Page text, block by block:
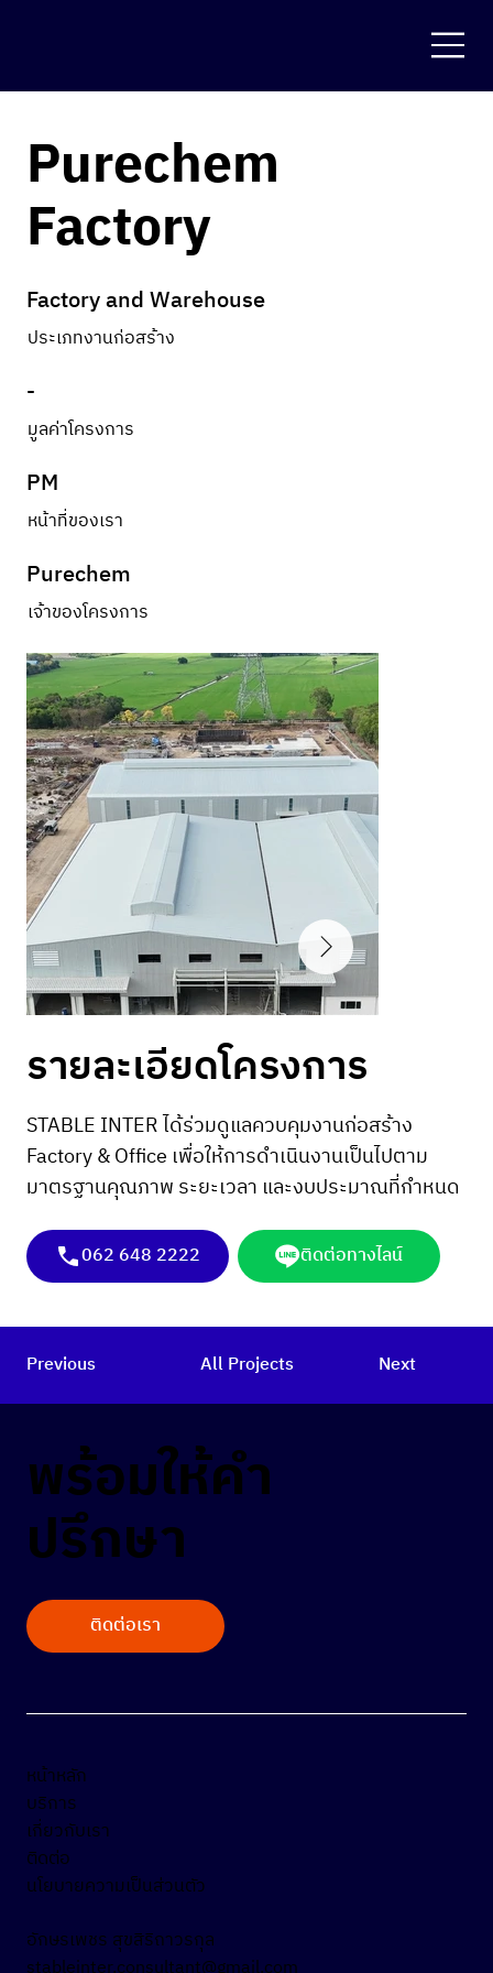
Purechem
Factory
Factory and Warehouse
ประเภทงานก่อสร้าง
PM
หน้าที่ของเรา
-
มูลค่าโครงการ
Purechem
เจ้าของโครงการ
รายละเอียดโครงการ
STABLE INTER ได้ร่วมดูแลควบคุมงานก่อสร้าง
Factory & Office เพื่อให้การดำเนินงานเป็นไปตาม
มาตรฐานคุณภาพ ระยะเวลา และงบประมาณที่กำหนด
062 648 2222 ติดต่อทางไลน์
Previous All Projects Next
พร้อมให้คำ
ปรึกษา
ติดต่อเรา
อักษรเพชร สุขสิริถาวรกุล
หน้าหลัก
บริการ
เกี่ยวกับเรา
ติดต่อ
นโยบายความเป็นส่วนตัว